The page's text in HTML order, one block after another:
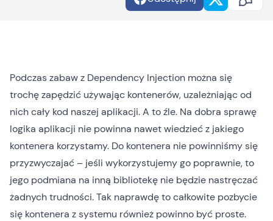
Podczas zabaw z Dependency Injection można się
trochę zapędzić używając kontenerów, uzależniając od
nich cały kod naszej aplikacji. A to źle. Na dobra sprawę
logika aplikacji nie powinna nawet wiedzieć z jakiego
kontenera korzystamy. Do kontenera nie powinniśmy się
przyzwyczajać – jeśli wykorzystujemy go poprawnie, to
jego podmiana na inną bibliotekę nie będzie nastręczać
żadnych trudności. Tak naprawdę to całkowite pozbycie
się kontenera z systemu również powinno być proste.